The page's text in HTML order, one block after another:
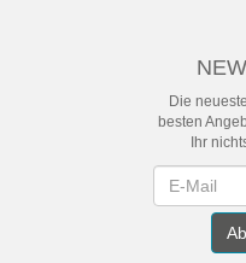
Die
besten
Ihr